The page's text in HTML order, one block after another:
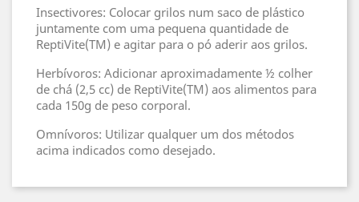
Insectivores: Colocar grilos num saco de plástico
juntamente com uma pequena quantidade de
ReptiVite(TM) e agitar para o pó aderir aos grilos.
Herbívoros: Adicionar aproximadamente ½ colher
de chá (2,5 cc) de ReptiVite(TM) aos alimentos para
cada 150g de peso corporal.
Omnívoros: Utilizar qualquer um dos métodos
acima indicados como desejado.